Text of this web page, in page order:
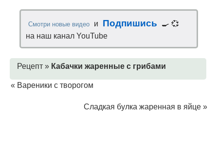
Смотри новые видео и Подпишись
🍳 💞
на наш канал YouTube
Рецепт » Кабачки жаренные с грибами
« Вареники с творогом
Сладкая булка жаренная в яйце »